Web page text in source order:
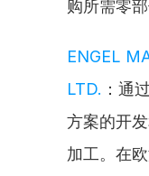
购所需零
ENGEL
LTD. ：通
方案的开
加工。在